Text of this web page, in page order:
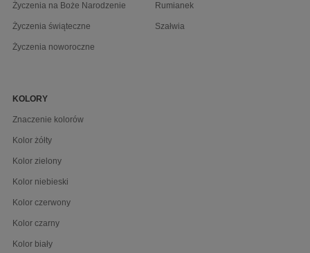
Życzenia na Boże Narodzenie
Życzenia świąteczne
Życzenia noworoczne
Rumianek
Szałwia
KOLORY
Znaczenie kolorów
Kolor żółty
Kolor zielony
Kolor niebieski
Kolor czerwony
Kolor czarny
Kolor biały